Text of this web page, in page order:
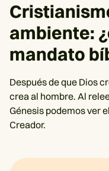
ambiente:
mandato
Después de que Dios
crea al hombre. Al
Génesis podemos ver
Creador.